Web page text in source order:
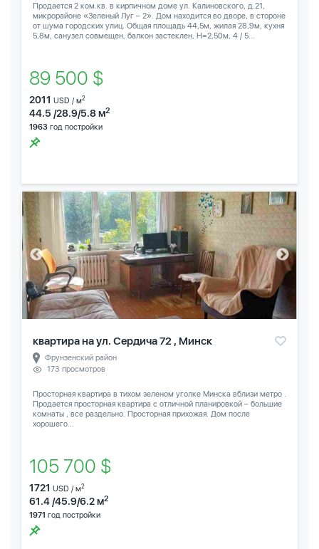
Продается 2 ком.кв. в кирпичном доме ул. Калиновского, д.21,
микрорайоне «Зеленый Луг – 2». Дом находится во дворе, в стороне
от шума городских улиц. Общая площадь 44,5м, жилая 28,9м, кухня
5,8м, санузел совмещен, балкон застеклен, Н=2,50м, 4 / 5...
89 500 $
2011 USD / м2
44.5 /28.9/5.8 м2
1963 год постройки
квартира на ул. Сердича 72 , Минск
Фрунзенский район
173 просмотров
Просторная квартира в тихом зеленом уголке Минска вблизи метро .
Продается просторная квартира с отличной планировкой – большие
комнаты , все раздельно. Просторная прихожая. Дом после
хорошего...
105 700 $
1721 USD / м2
61.4 /45.9/6.2 м2
1971 год постройки